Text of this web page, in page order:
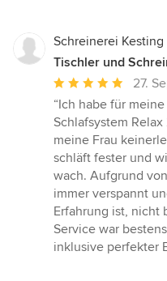
Schreinerei Kesting
Tischler und
Durchschnittliche
Bewertung:
5
von
5
Sternen
27.
“Ich habe für
Schlafsystem
meine Frau
schläft fester und
wach. Aufgrund
immer verspannt
Erfahrung ist, nicht
Service war
inklusive perfekter